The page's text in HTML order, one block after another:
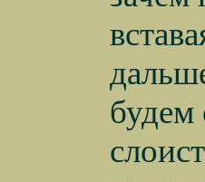
будем